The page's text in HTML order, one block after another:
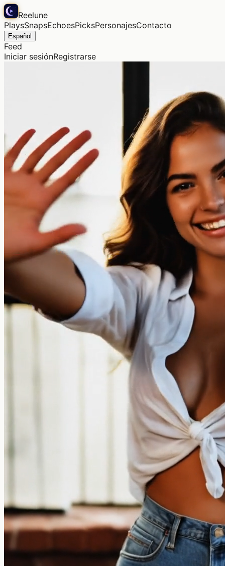
Reelune
PlaysSnapsEchoesPicksPersonajesContacto
Español
Feed
Iniciar sesiónRegistrarse